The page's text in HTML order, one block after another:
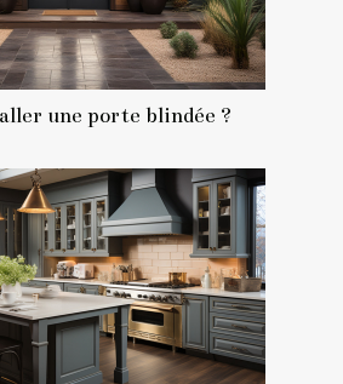
une porte blindée ?